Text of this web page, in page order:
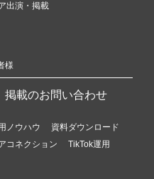
出演・掲載
様
掲載のお問い合わせ
ノウハウ
資料ダウンロード
コネクション
TikTok運用